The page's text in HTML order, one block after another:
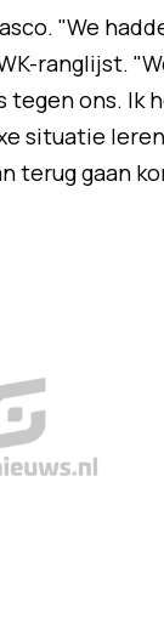
"We
ranglijst.
ons. Ik
situatie
terug gaan